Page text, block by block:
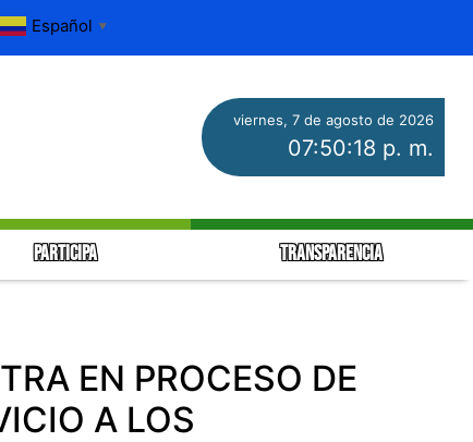
Español ▼
viernes, 7 de agosto de 2026
07:50:19 p. m.
PARTICIPA TRANSPARENCIA
EN PROCESO DE
A LOS